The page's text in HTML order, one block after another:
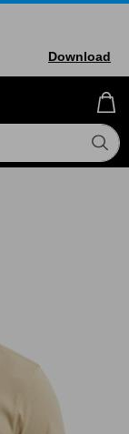
Download